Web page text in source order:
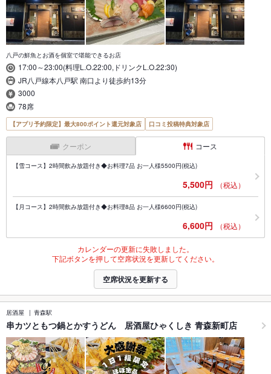
八戸の鮮魚とお酒を個室で堪能できるお店
17:00～23:00(料理L.O.22:00,ドリンクL.O.22:30)
JR八戸線本八戸駅 南口より徒歩約13分
3000
78席
【アプリ予約限定】最大800ポイント還元対象店 口コミ投稿特典対象店
クーポン コース
【雪コース】2時間飲み放題付き◆お料理7品 お一人様5500円(税込)
5,500円 （税込）
【月コース】2時間飲み放題付き◆お料理8品 お一人様6600円(税込)
6,600円 （税込）
カレンダーの更新に失敗しました。
下記ボタンを押して空席状況を更新してください。
空席状況を更新する
居酒屋 青森駅
串カツともつ鍋とかすうどん 居酒屋ひゃくしき 青森新町店